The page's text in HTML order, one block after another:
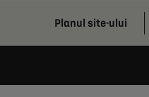
Planul site-ului